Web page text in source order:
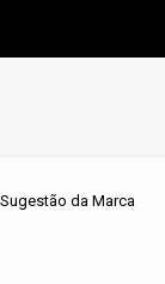
Sugestão da Marca